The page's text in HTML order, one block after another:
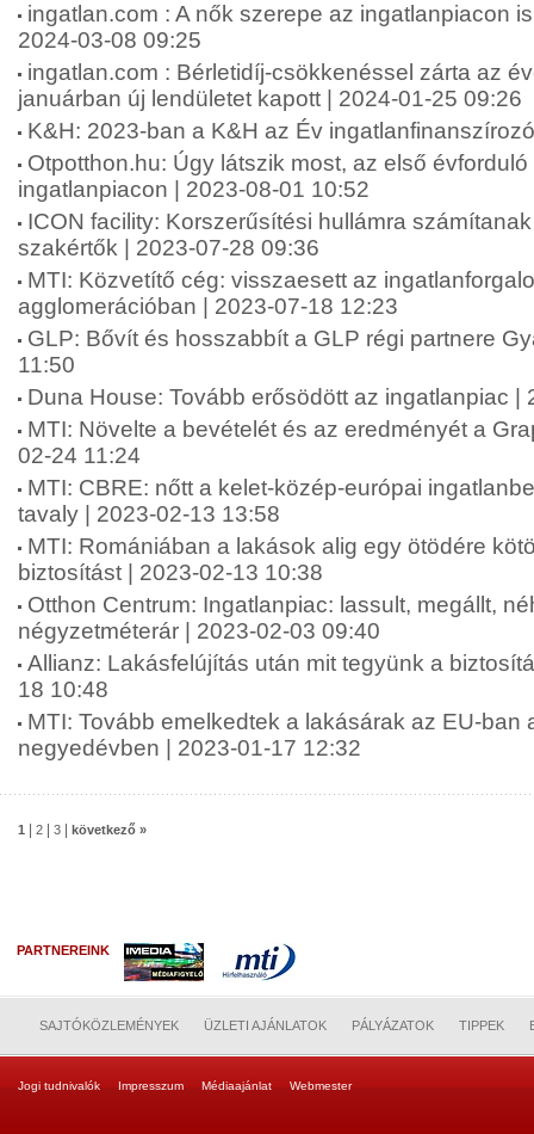
ingatlan.com : A nők szerepe az ingatlanpiacon
2024-03-08 09:25
ingatlan.com : Bérletidíj-csökkenéssel zárta az
januárban új lendületet kapott | 2024-01-25 09:26
K&H: 2023-ban a K&H az Év
Otpotthon.hu: Úgy látszik most, az első
ingatlanpiacon | 2023-08-01 10:52
ICON facility: Korszerűsítési hullámra
szakértők | 2023-07-28 09:36
MTI: Közvetítő cég: visszaesett az
agglomerációban | 2023-07-18 12:23
GLP: Bővít és hosszabbít a GLP régi partnere
11:50
Duna House: Tovább erősödött az ingatlanpiac |
MTI: Növelte a bevételét és az eredményét a
02-24 11:24
MTI: CBRE: nőtt a kelet-közép-európai
tavaly | 2023-02-13 13:58
MTI: Romániában a lakások alig egy ötödére
biztosítást | 2023-02-13 10:38
Otthon Centrum: Ingatlanpiac: lassult, megállt,
négyzetméterár | 2023-02-03 09:40
Allianz: Lakásfelújítás után mit tegyünk a
18 10:48
MTI: Tovább emelkedtek a lakásárak az EU-ban
negyedévben | 2023-01-17 12:32
1 2 3 következő »
PARTNEREINK
SAJTÓKÖZLEMÉNYEK ÜZLETI AJÁNLATOK PÁLYÁZATOK TIPPEK
Jogi tudnivalók Impresszum Médiaajánlat Webmester